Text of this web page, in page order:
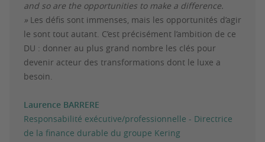
and so are the opportunities to make a difference.
» Les défis sont immenses, mais les opportunités d’agir
le sont tout autant. C’est précisément l’ambition de ce
DU : donner au plus grand nombre les clés pour
devenir acteur des transformations dont le luxe a
besoin.
Laurence BARRERE
Responsabilité exécutive/professionnelle - Directrice
de la finance durable du groupe Kering